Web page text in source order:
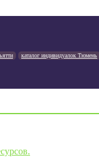
каталог индивидуалок Тюмень